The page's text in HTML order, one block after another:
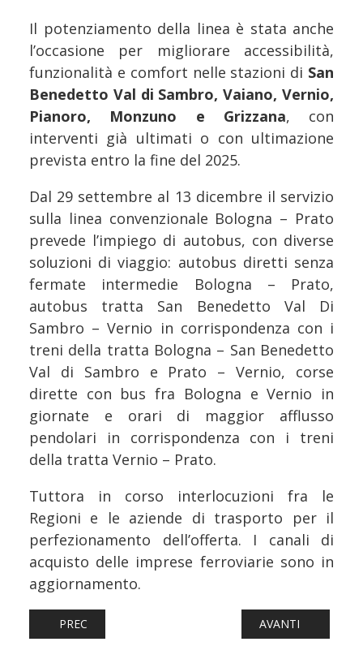
Il potenziamento della linea è stata anche
l’occasione per migliorare accessibilità,
funzionalità e comfort nelle stazioni di San
Benedetto Val di Sambro, Vaiano, Vernio,
Pianoro, Monzuno e Grizzana, con
interventi già ultimati o con ultimazione
prevista entro la fine del 2025.
Dal 29 settembre al 13 dicembre il servizio
sulla linea convenzionale Bologna – Prato
prevede l’impiego di autobus, con diverse
soluzioni di viaggio: autobus diretti senza
fermate intermedie Bologna – Prato,
autobus tratta San Benedetto Val Di
Sambro – Vernio in corrispondenza con i
treni della tratta Bologna – San Benedetto
Val di Sambro e Prato – Vernio, corse
dirette con bus fra Bologna e Vernio in
giornate e orari di maggior afflusso
pendolari in corrispondenza con i treni
della tratta Vernio – Prato.
Tuttora in corso interlocuzioni fra le
Regioni e le aziende di trasporto per il
perfezionamento dell’offerta. I canali di
acquisto delle imprese ferroviarie sono in
aggiornamento.
ARTICOLO PRECEDENTE: FERROVIE: SNCF METTE IN
PREC ARTICOLO
AVANTI